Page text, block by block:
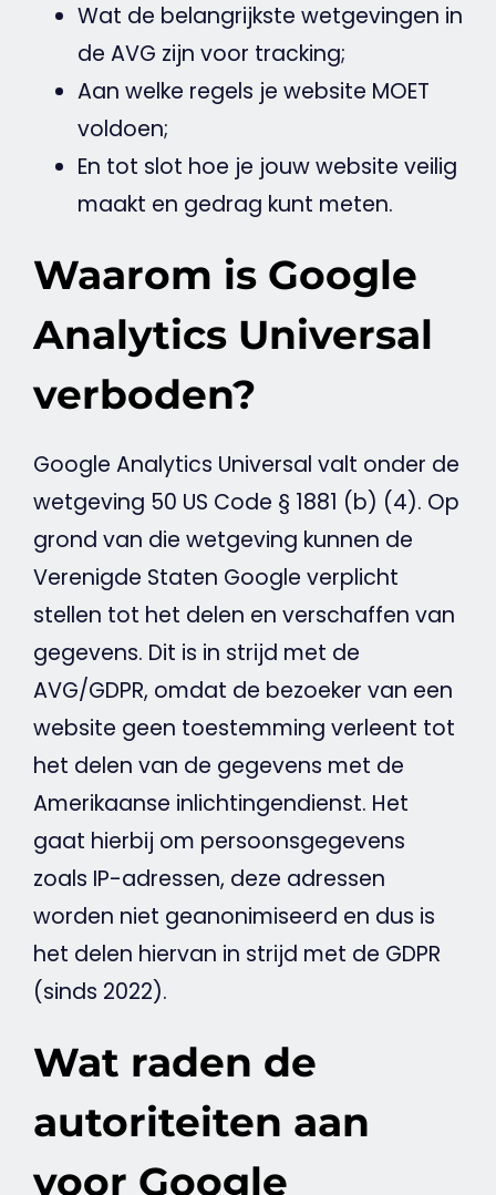
Wat de belangrijkste wetgevingen in
de AVG zijn voor tracking;
Aan welke regels je website MOET
voldoen;
En tot slot hoe je jouwwebsite veilig
maakt en gedrag kunt meten.
Waarom is Google
Analytics Universal
verboden?
Google Analytics Universal valt onder de
wetgeving 50 US Code § 1881 (b) (4). Op
grond van die wetgeving kunnen de
Verenigde Staten Google verplicht
stellen tot het delen en verschaffen van
gegevens. Dit is in strijd met de
AVG/GDPR, omdat de bezoeker van een
website geen toestemming verleent tot
het delen van de gegevens met de
Amerikaanse inlichtingendienst. Het
gaat hierbij om persoonsgegevens
zoals IP-adressen, deze adressen
worden niet geanonimiseerd en dus is
het delen hiervan in strijd met de GDPR
(sinds 2022).
Wat raden de
autoriteiten aan
voor Google